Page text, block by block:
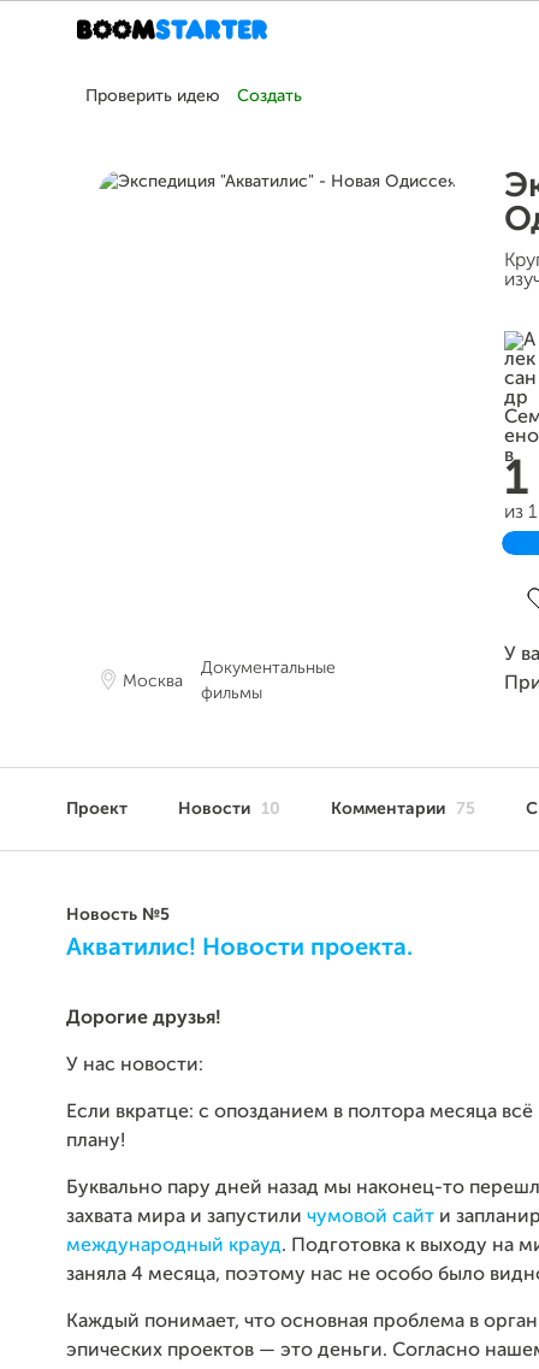
Проверить идею Создать
Москва
Документальные
фильмы
из
У
Проект Новости 10 Комментарии 75
Новость №5
Акватилис! Новости проекта.
Дорогие друзья!
У нас новости:
Если вкратце: с опозданием в полтора месяца всё
плану!
Буквально пару дней назад мы наконец-то
захвата мира и запустили чумовой сайт и
международный крауд. Подготовка к выходу на
заняла 4 месяца, поэтому нас не особо было
Каждый понимает, что основная проблема в
эпических проектов — это деньги. Согласно